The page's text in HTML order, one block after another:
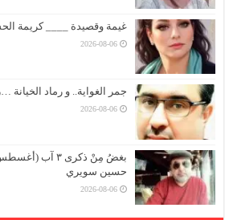
غيمة وقصيدة ____ كريمة
2026-08-06
جمر الغواية.. و رماد
2026-08-06
حسين سويري
2026-08-06